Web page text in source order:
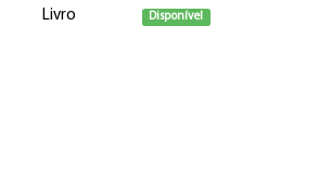
Livro Disponível